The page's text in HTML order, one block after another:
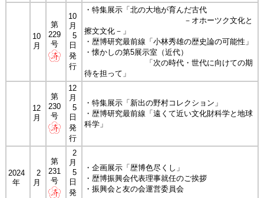
10
月
第
229
号
10
月
5
日
発
行
・特集展示「北の大地が育んだ古代
－オホーツク文化と
擦文文化－」
・歴博研究最前線「小林秀雄の歴史論の可能性」
・懐かしの第5展示室（近代）
「次の時代・世代に向けての期
待を担って」
12
月
第
230
号
12
月
5
日
発
行
・特集展示「新出の野村コレクション」
・歴博研究最前線「遠くて近い文化財科学と地球
科学」
2024
年
2
月
第
231
号
2
月
5
日
発
・企画展示「歴博色尽くし」
・歴博振興会代表理事就任のご挨拶
・振興会と友の会運営委員会